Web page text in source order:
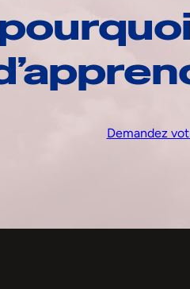
Demandez